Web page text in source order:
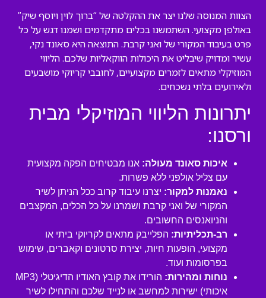
הצוות המנוסה שלנו יצר את ההקלטה של “ברוך לוין ויוסף שיק”
באולפן מקצועי. השתמשנו בכלים מתקדמים ושמנו דגש על כל
פרט בעיבוד המקורי של ואני קרבת. התוצאה היא סאונד נקי,
עשיר ומדויק שיבליט את היכולות הווקאליות שלכם. הליווי
המוזיקלי מתאים לזמרים מקצועיים, לחובבי קריוקי מושבעים
ולאירועים בלתי נשכחים.
יתרונות הליווי המוזיקלי מבית
ורסנו:
איכות סאונד מעולה: אנו מבטיחים הפקה מקצועית
עם צליל אולפני ללא פשרות.
נאמנות למקור: יצרנו עיבוד קרוב ככל הניתן לשיר
המקורי של ואני קרבת ושמרנו על כל הכלים, המקצבים
והניואנסים החשובים.
רב-תכליתיות: הפלייבק מתאים לקריוקי ביתי או
מקצועי, הופעות חיות, יצירת סרטונים וקאברים, שימוש
בפרסומות ועוד.
נוחות ומהירות:
הורידו את קובץ האודיו הדיגיטלי (MP3
איכותי) ישירות למחשב או לנייד שלכם והתחילו לשיר